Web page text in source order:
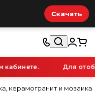
Скачать
Для
керамогранит и мозаика